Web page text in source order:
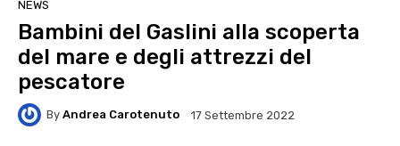
NEWS
Bambini del Gaslini alla scoperta
del mare e degli attrezzi del
pescatore
By Andrea Carotenuto 17 Settembre 2022